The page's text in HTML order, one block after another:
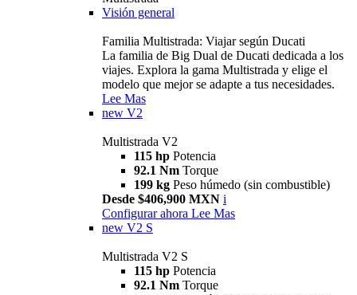
Visión general
Familia Multistrada: Viajar según Ducati
La familia de Big Dual de Ducati dedicada a los
viajes. Explora la gama Multistrada y elige el
modelo que mejor se adapte a tus necesidades.
Lee Mas
new V2
Multistrada V2
115 hp Potencia
92.1 Nm Torque
199 kg Peso húmedo (sin combustible)
Desde $406,900 MXN i
Configurar ahora Lee Mas
new V2 S
Multistrada V2 S
115 hp Potencia
92.1 Nm Torque